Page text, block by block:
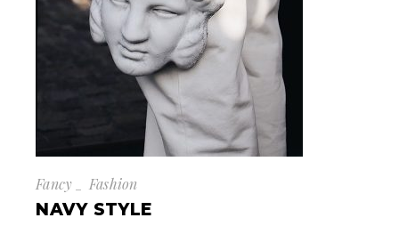
Fancy Fashion
NAVY STYLE